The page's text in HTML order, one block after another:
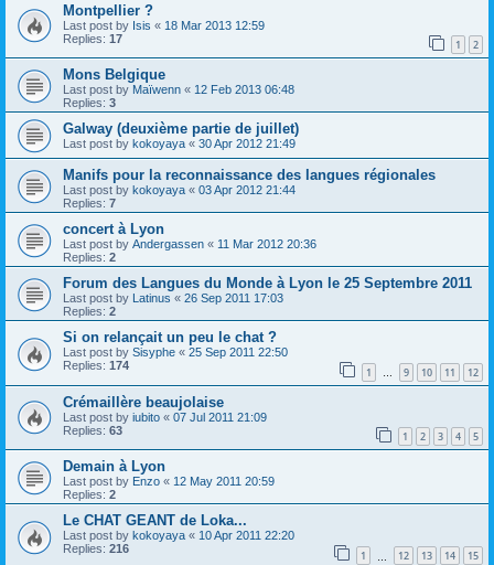
Montpellier ?
Last post by Isis « 18 Mar 2013 12:59
Replies: 17 1 2
Mons Belgique
Last post by Maïwenn « 12 Feb 2013 06:48
Replies: 3
Galway (deuxième partie de juillet)
Last post by kokoyaya « 30 Apr 2012 21:49
Manifs pour la reconnaissance des langues régionales
Last post by kokoyaya « 03 Apr 2012 21:44
Replies: 7
concert à Lyon
Last post by Andergassen « 11 Mar 2012 20:36
Replies: 2
Forum des Langues du Monde à Lyon le 25 Septembre 2011
Last post by Latinus « 26 Sep 2011 17:03
Replies: 2
Si on relançait un peu le chat ?
Last post by Sisyphe « 25 Sep 2011 22:50
Replies: 174 1 … 9 10 11 12
Crémaillère beaujolaise
Last post by iubito « 07 Jul 2011 21:09
Replies: 63 1 2 3 4 5
Demain à Lyon
Last post by Enzo « 12 May 2011 20:59
Replies: 2
Le CHAT GEANT de Loka...
Last post by kokoyaya « 10 Apr 2011 22:20
Replies: 216 1 12 13 14 15